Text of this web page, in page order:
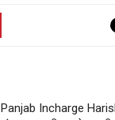
Panjab Incharge